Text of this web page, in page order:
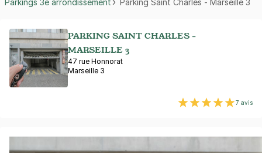
PARKING SAINT CHARLES -
MARSEILLE 3
47 rue Honnorat
Marseille 3
7 avis